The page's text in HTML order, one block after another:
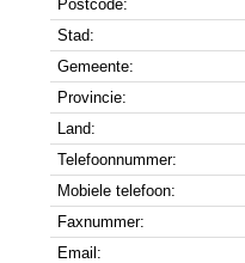
Postcode:
Stad:
Gemeente:
Provincie:
Land:
Telefoonnummer:
Mobiele telefoon:
Faxnummer:
Email: